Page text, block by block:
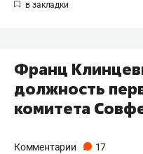
Франц
должность
комитета
Комментарии 17